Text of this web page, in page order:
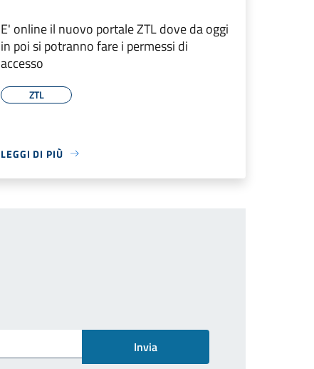
E' online il nuovo portale ZTL dove da oggi
in poi si potranno fare i permessi di
accesso
ZTL
LEGGI DI PIÙ
Invia